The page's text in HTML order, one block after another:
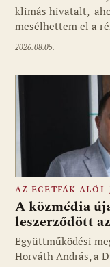
klimás hivatalt,
mesélhettem el a
2026.08.05.
Fotó: media1.hu
AZ ECETFÁK ALÓL
A közmédia
leszerződött
Együttműködési
Horváth András, a